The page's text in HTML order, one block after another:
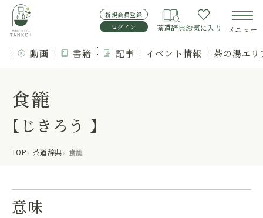
新規会員登録
ログイン
茶道辞典お気に入り メニュー
動画 書籍 記事 イベント情報 茶の湯エ
食籠
【じきろう 】
TOP 茶道辞典 食籠
意味